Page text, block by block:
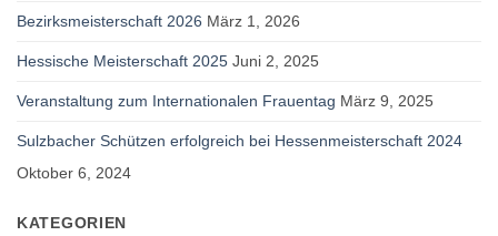
Bezirksmeisterschaft 2026 März 1, 2026
Hessische Meisterschaft 2025 Juni 2, 2025
Veranstaltung zum Internationalen Frauentag März 9, 2025
Sulzbacher Schützen erfolgreich bei Hessenmeisterschaft 2024
Oktober 6, 2024
KATEGORIEN